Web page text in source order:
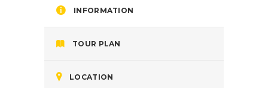
INFORMATION
TOUR PLAN
LOCATION